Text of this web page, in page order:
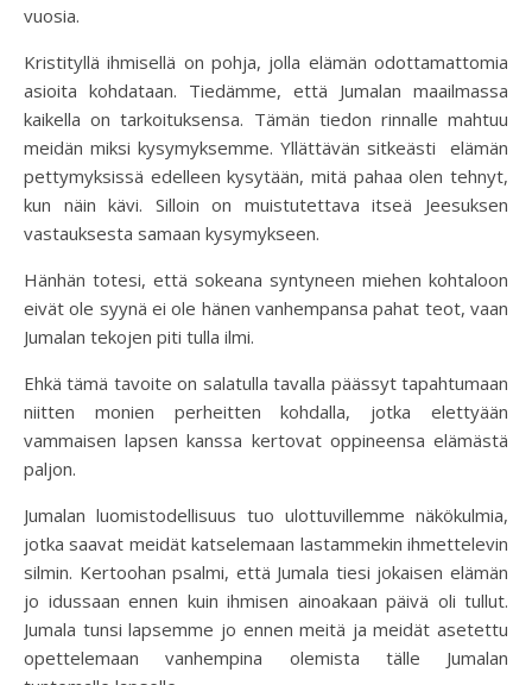
vuosia.
Kristityllä ihmisellä on pohja, jolla elämän odottamattomia
asioita kohdataan. Tiedämme, että Jumalan maailmassa
kaikella on tarkoituksensa. Tämän tiedon rinnalle mahtuu
meidän miksi kysymyksemme. Yllättävän sitkeästi elämän
pettymyksissä edelleen kysytään, mitä pahaa olen tehnyt,
kun näin kävi. Silloin on muistutettava itseä Jeesuksen
vastauksesta samaan kysymykseen.
Hänhän totesi, että sokeana syntyneen miehen kohtaloon
eivät ole syynä ei ole hänen vanhempansa pahat teot, vaan
Jumalan tekojen piti tulla ilmi.
Ehkä tämä tavoite on salatulla tavalla päässyt tapahtumaan
niitten monien perheitten kohdalla, jotka elettyään
vammaisen lapsen kanssa kertovat oppineensa elämästä
paljon.
Jumalan luomistodellisuus tuo ulottuvillemme näkökulmia,
jotka saavat meidät katselemaan lastammekin ihmettelevin
silmin. Kertoohan psalmi, että Jumala tiesi jokaisen elämän
jo idussaan ennen kuin ihmisen ainoakaan päivä oli tullut.
Jumala tunsi lapsemme jo ennen meitä ja meidät asetettu
opettelemaan vanhempina olemista tälle Jumalan